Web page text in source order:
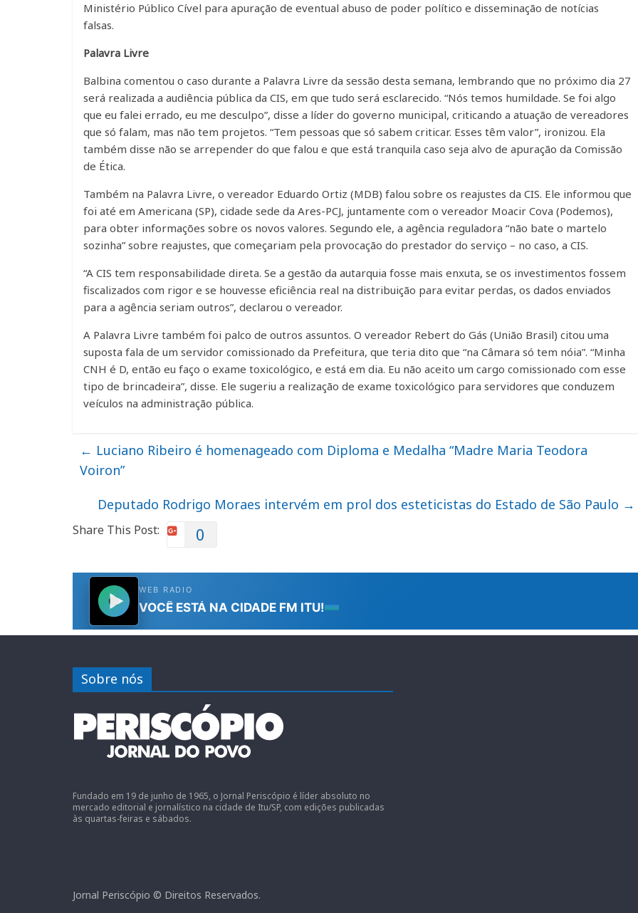
Ministério Público Cível para apuração de eventual abuso de poder político e disseminação de notícias
falsas.
Palavra Livre
Balbina comentou o caso durante a Palavra Livre da sessão desta semana, lembrando que no próximo dia 27
será realizada a audiência pública da CIS, em que tudo será esclarecido. “Nós temos humildade. Se foi algo
que eu falei errado, eu me desculpo”, disse a líder do governo municipal, criticando a atuação de vereadores
que só falam, mas não tem projetos. “Tem pessoas que só sabem criticar. Esses têm valor”, ironizou. Ela
também disse não se arrepender do que falou e que está tranquila caso seja alvo de apuração da Comissão
de Ética.
Também na Palavra Livre, o vereador Eduardo Ortiz (MDB) falou sobre os reajustes da CIS. Ele informou que
foi até em Americana (SP), cidade sede da Ares-PCJ, juntamente com o vereador Moacir Cova (Podemos),
para obter informações sobre os novos valores. Segundo ele, a agência reguladora “não bate o martelo
sozinha” sobre reajustes, que começariam pela provocação do prestador do serviço – no caso, a CIS.
“A CIS tem responsabilidade direta. Se a gestão da autarquia fosse mais enxuta, se os investimentos fossem
fiscalizados com rigor e se houvesse eficiência real na distribuição para evitar perdas, os dados enviados
para a agência seriam outros”, declarou o vereador.
A Palavra Livre também foi palco de outros assuntos. O vereador Rebert do Gás (União Brasil) citou uma
suposta fala de um servidor comissionado da Prefeitura, que teria dito que “na Câmara só tem nóia”. “Minha
CNH é D, então eu faço o exame toxicológico, e está em dia. Eu não aceito um cargo comissionado com esse
tipo de brincadeira”, disse. Ele sugeriu a realização de exame toxicológico para servidores que conduzem
veículos na administração pública.
← Luciano Ribeiro é homenageado com Diploma e Medalha “Madre Maria Teodora
Voiron”
Deputado Rodrigo Moraes intervém em prol dos esteticistas do Estado de São Paulo →
Share This Post: 0
Sobre nós
Fundado em 19 de junho de 1965, o Jornal Periscópio é líder absoluto no
mercado editorial e jornalístico na cidade de Itu/SP, com edições publicadas
às quartas-feiras e sábados.
Jornal Periscópio © Direitos Reservados.